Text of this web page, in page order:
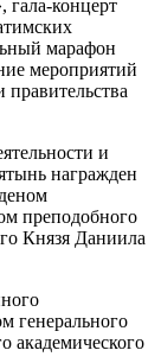
гала-концерт
марафон
мероприятий
и
награжден
преподобного
Князя Даниила
генерального
академического